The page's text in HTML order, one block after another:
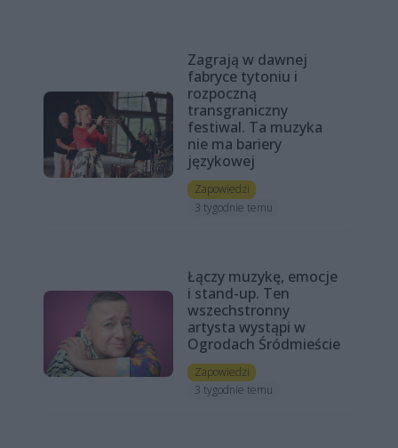
Zagrają w dawnej
fabryce tytoniu i
rozpoczną
transgraniczny
festiwal. Ta muzyka
nie ma bariery
językowej
Zapowiedzi
3 tygodnie temu
Łączy muzykę, emocje
i stand-up. Ten
wszechstronny
artysta wystąpi w
Ogrodach Śródmieście
Zapowiedzi
3 tygodnie temu